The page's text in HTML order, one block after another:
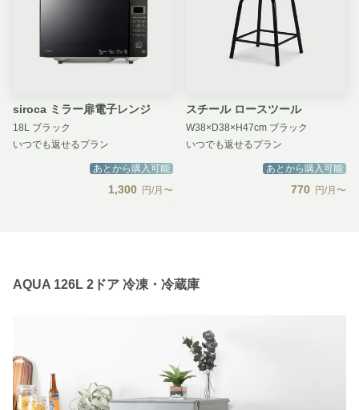
siroca ミラー扉電子レンジ
18L ブラック
いつでも返せるプラン
あとから購入可能
1,300 円/月〜
スチール ロースツール
W38×D38×H47cm ブラック
いつでも返せるプラン
あとから購入可能
770 円/月〜
AQUA 126L 2ドア 冷凍・冷蔵庫